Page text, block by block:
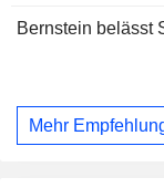
Bernstein belässt
Mehr